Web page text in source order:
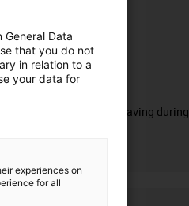
CFRIP®
50% time saving during
Data
that you do not
in relation to a
your data for
experiences on
for all